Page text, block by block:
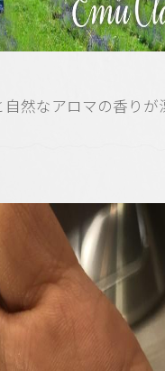
然なアロマの香りが